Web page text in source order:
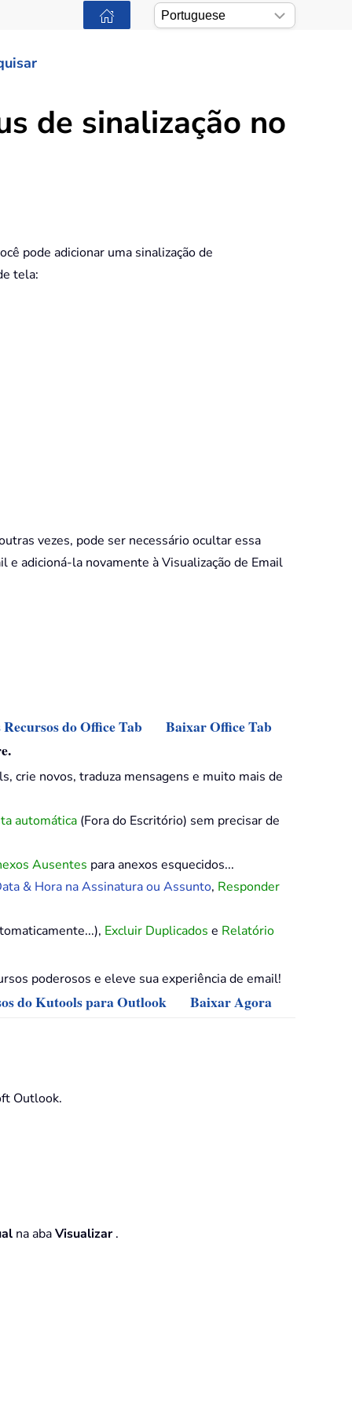
de sinalização no
pode adicionar uma sinalização de
tela:
vezes, pode ser necessário ocultar essa
e adicioná-la novamente à Visualização de Email
do Office Tab
Baixar Office Tab
crie novos, traduza mensagens e muito mais de
automática (Fora do Escritório) sem precisar de
Ausentes para anexos esquecidos...
& Hora na Assinatura ou Assunto, Responder
Excluir Duplicados e Relatório
poderosos e eleve sua experiência de email!
do Kutools para Outlook Baixar Agora
Outlook.
na abaVisualizar.